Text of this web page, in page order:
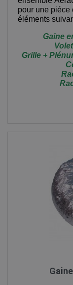
pour une piéce
éléments
Gaine
Grille +